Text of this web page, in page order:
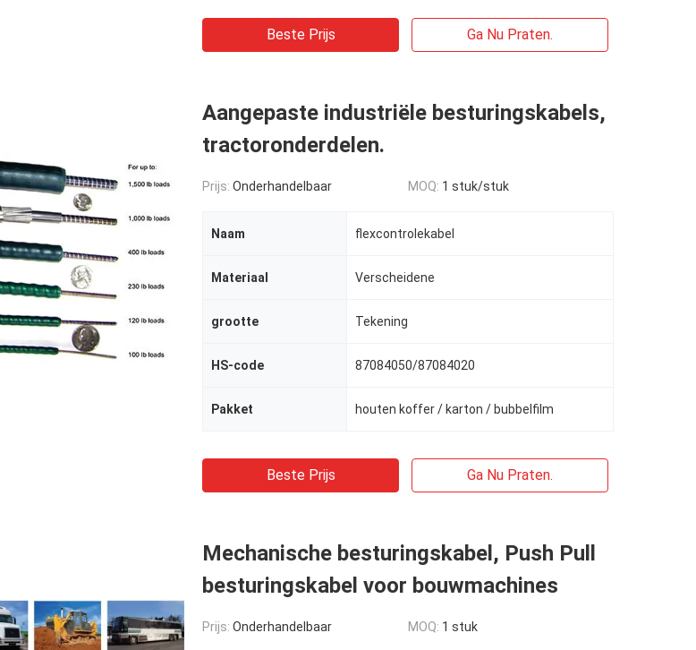
Beste Prijs Ga Nu Praten.
Aangepaste industriële besturingskabels,
tractoronderdelen.
Prijs: Onderhandelbaar MOQ: 1 stuk/stuk
Naam flexcontrolekabel
Materiaal Verscheidene
grootte Tekening
HS-code 87084050/87084020
Pakket houten koffer / karton / bubbelfilm
Beste Prijs Ga Nu Praten.
Mechanische besturingskabel, Push Pull
besturingskabel voor bouwmachines
Prijs: Onderhandelbaar MOQ: 1 stuk